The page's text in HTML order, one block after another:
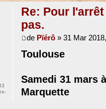
Re: Pour
pas.
de Pïérô» 31 Mar
Toulouse
Samedi 31 mars
Marquette